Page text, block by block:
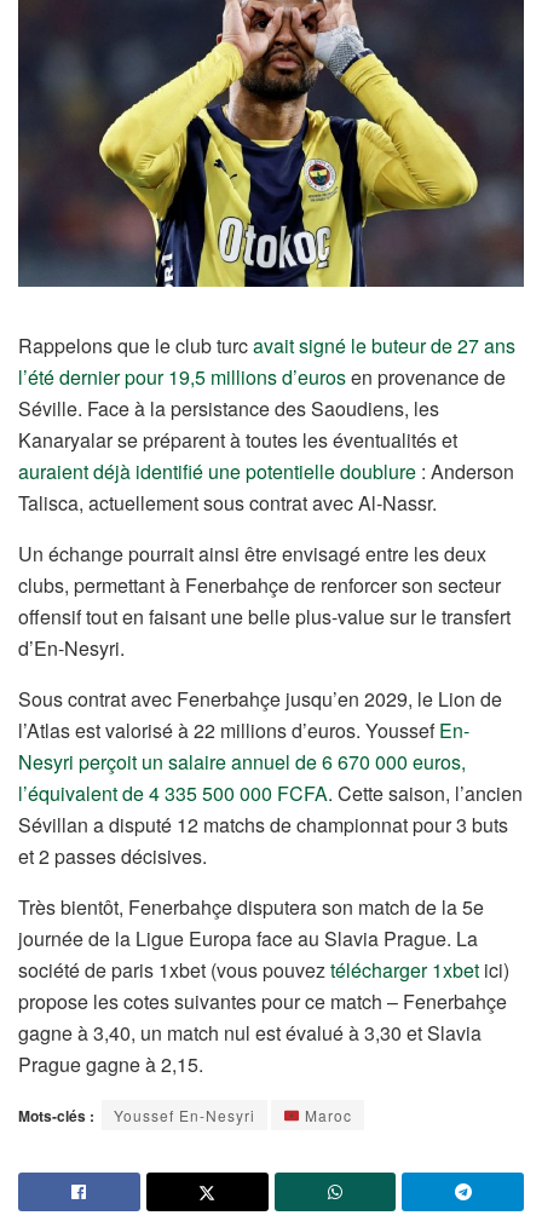
Rappelons que le club turcavait signé le buteur de 27 ans
l’été dernier pour 19,5 millions d’eurosen provenance de
Séville. Face à la persistance des Saoudiens, les
Kanaryalar se préparent à toutes les éventualités et
auraient déjà identifié une potentielle doublure : Anderson
Talisca, actuellement sous contrat avec Al-Nassr.
Un échange pourrait ainsi être envisagé entre les deux
clubs, permettant à Fenerbahçe de renforcer son secteur
offensif tout en faisant une belle plus-value sur le transfert
d’En-Nesyri.
Sous contrat avec Fenerbahçe jusqu’en 2029, le Lion de
l’Atlas est valorisé à 22 millions d’euros. YoussefEn-
Nesyri perçoit un salaire annuel de 6 670 000 euros,
l’équivalent de 4 335 500 000 FCFA. Cette saison, l’ancien
Sévillan a disputé 12 matchs de championnat pour 3 buts
et 2 passes décisives.
Très bientôt, Fenerbahçe disputera son match de la 5e
journée de la Ligue Europa face au Slavia Prague. La
société de paris 1xbet (vous pouveztélécharger 1xbet ici)
propose les cotes suivantes pour ce match – Fenerbahçe
gagne à 3,40, un match nul est évalué à 3,30 et Slavia
Prague gagne à 2,15.
Mots-clés : Youssef En-Nesyri Maroc